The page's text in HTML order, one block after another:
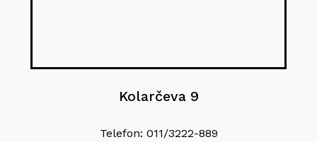
Kolarčeva 9
Telefon: 011/3222-889